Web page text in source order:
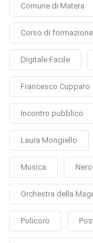
Comune di Matera
Corso di formazione
Digitale Facile
Francesco Cupparo
Incontro pubblico
Laura Mongiello
Musica
Orchestra della
Policoro